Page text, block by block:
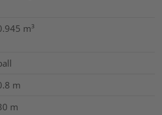
m³
m
m